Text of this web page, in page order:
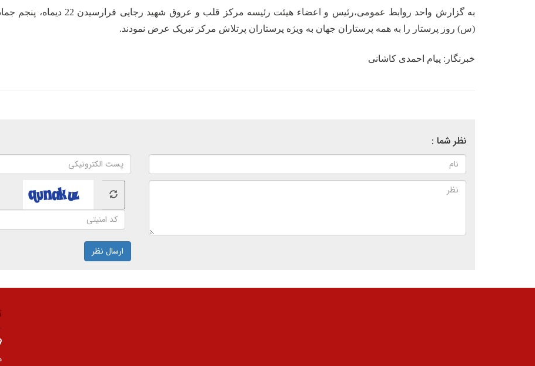
به گزارش واحد روابط عمومی،رئیس و اعضاء هیئت رئیسه مرکز قلب و عروق شهید رجایی فرارسیدن 22 دیماه، پنجم جمادی الاول مصادف با
(س) روز پرستار را به همه پرستاران جهان به ویژه پرستاران پرتلاش مرکز تبریک عرض نمودند.
خبرنگار: پیام احمدی کاشانی
نظر شما :
ارسال نظر